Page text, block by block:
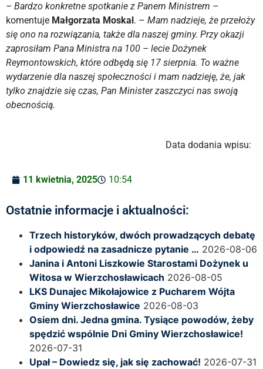
– Bardzo konkretne spotkanie z Panem Ministrem –
komentuje Małgorzata Moskal. – Mam nadzieje, że przełoży
się ono na rozwiązania, także dla naszej gminy. Przy okazji
zaprosiłam Pana Ministra na 100 – lecie Dożynek
Reymontowskich, które odbędą się 17 sierpnia. To ważne
wydarzenie dla naszej społeczności i mam nadzieję, że, jak
tylko znajdzie się czas, Pan Minister zaszczyci nas swoją
obecnością.
Data dodania wpisu:
11 kwietnia, 2025 10:54
Ostatnie informacje i aktualności:
Trzech historyków, dwóch prowadzących debatę
i odpowiedź na zasadnicze pytanie … 2026-08-06
Janina i Antoni Liszkowie Starostami Dożynek u
Witosa w Wierzchosławicach 2026-08-05
LKS Dunajec Mikołajowice z Pucharem Wójta
Gminy Wierzchosławice 2026-08-03
Osiem dni. Jedna gmina. Tysiące powodów, żeby
spędzić wspólnie Dni Gminy Wierzchosławice!
2026-07-31
Upał – Dowiedz się, jak się zachować! 2026-07-31